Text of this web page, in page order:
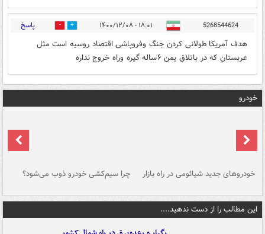
5268544624 ۱۸:۰۱ - ۱۴۰۰/۱۲/۰۸ 0 پاسخ
هدف آمریکا طولانی کردن جنگ وفروپاشی اقتصاد روسیه است مثل
عربستان که در باتلاق یمن ۶ساله گیره وراه خروج نداره
خودرو
خودروهای جدید شیائومی در راه بازار چرا سیم‌کشی خودرو ذوب می‌شود؟
این مطالب را از دست ندهید....